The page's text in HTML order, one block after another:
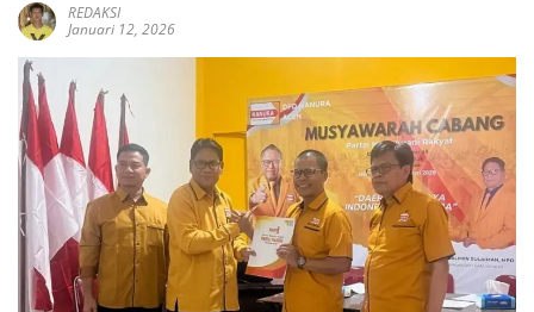
REDAKSI
Januari 12, 2026